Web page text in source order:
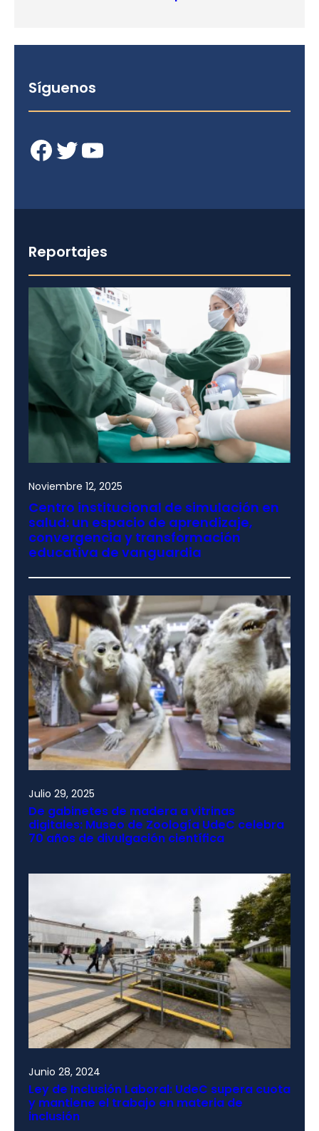
Síguenos
Facebook Twitter YouTube
Reportajes
Noviembre 12, 2025
Centro institucional de simulación en
salud: un espacio de aprendizaje,
convergencia y transformación
educativa de vanguardia
Julio 29, 2025
De gabinetes de madera a vitrinas
digitales: Museo de Zoología UdeC celebra
70 años de divulgación científica
Junio 28, 2024
Ley de Inclusión Laboral: UdeC supera cuota
y mantiene el trabajo en materia de
inclusión